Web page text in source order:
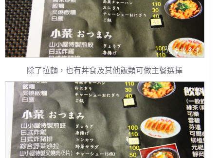
除了拉麵，也有丼食及其他飯類可做主餐選擇